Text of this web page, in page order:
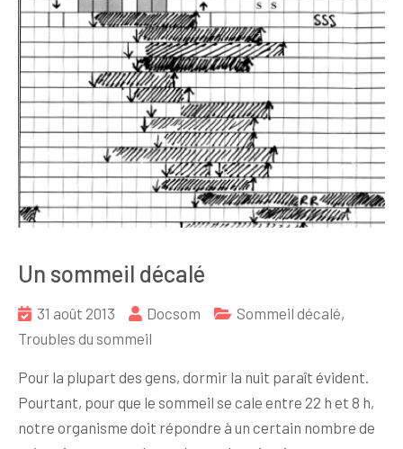
Un sommeil décalé
31 août 2013 Docsom Sommeil décalé,
Troubles du sommeil
Pour la plupart des gens, dormir la nuit paraît évident.
Pourtant, pour que le sommeil se cale entre 22 h et 8 h,
notre organisme doit répondre à un certain nombre de